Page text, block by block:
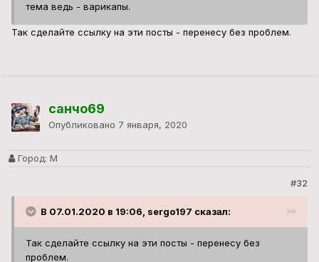
тема ведь - варикапы.
Так сделайте ссылку на эти посты - перенесу без проблем.
санчо69
Опубликовано 7 января, 2020
Город: М
#32
В 07.01.2020 в 19:06, sergo197 сказал:
Так сделайте ссылку на эти посты - перенесу без
проблем.